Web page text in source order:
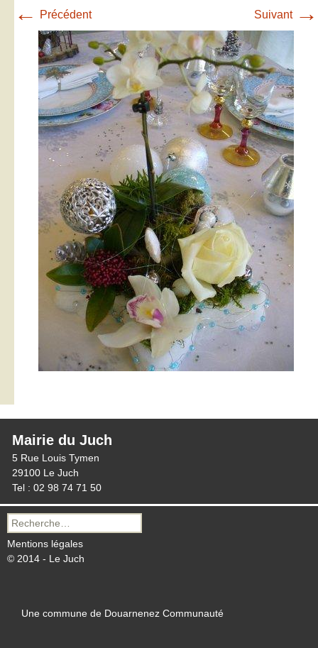
← Précédent Suivant →
Mairie du Juch
5 Rue Louis Tymen
29100 Le Juch
Tel : 02 98 74 71 50
Recherche
pour :
Mentions légales
© 2014 - Le Juch
Une commune de Douarnenez Communauté